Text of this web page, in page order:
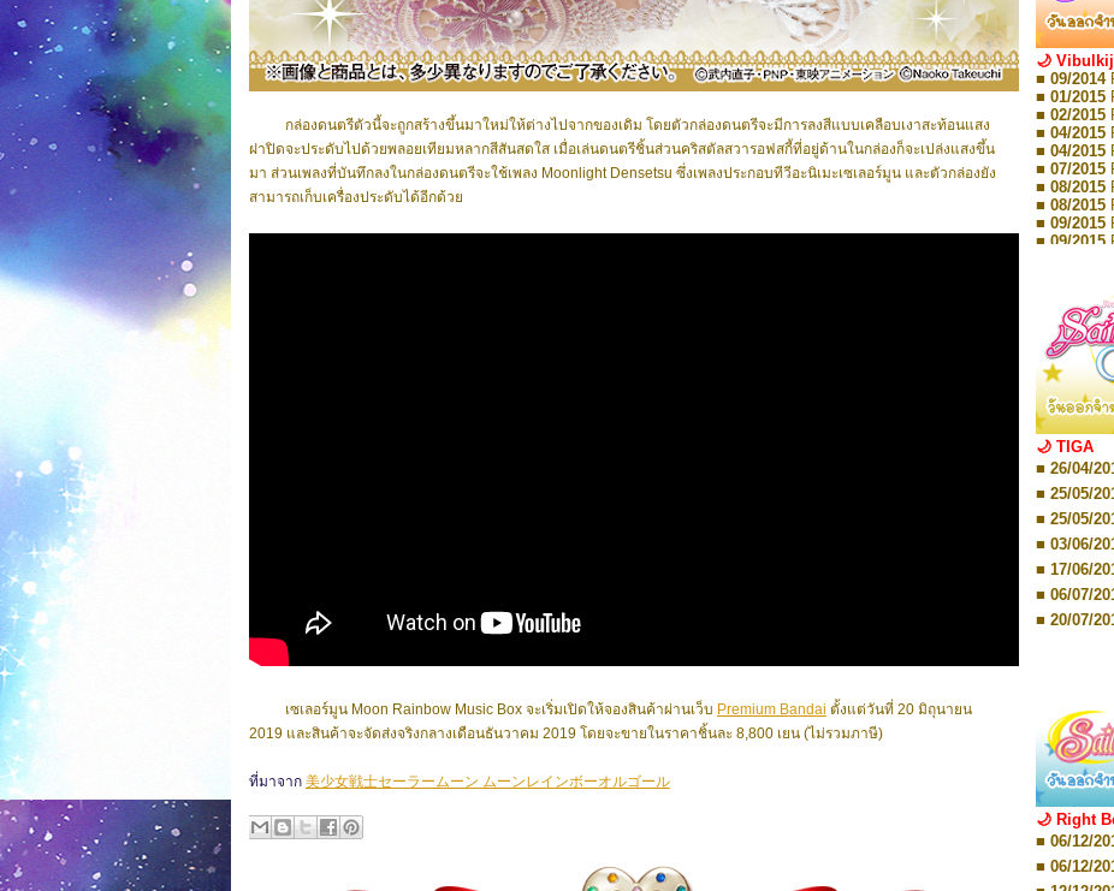
กล่องดนตรีตัวนี้จะถูกสร้างขึ้นมาใหม่ให้ต่างไปจากของเดิม โดยตัวกล่องดนตรีจะมีการลงสีแบบเคลือบเงาสะท้อนแสง
ฝาปิดจะประดับไปด้วยพลอยเทียมหลากสีสันสดใส เมื่อเล่นดนตรีชิ้นส่วนคริสตัลสวารอฟสกี้ที่อยู่ด้านในกล่องก็จะเปล่งแสงขึ้น
มา ส่วนเพลงที่บันทึกลงในกล่องดนตรีจะใช้เพลง Moonlight Densetsu ซึ่งเพลงประกอบทีวีอะนิเมะเซเลอร์มูน และตัวกล่องยัง
สามารถเก็บเครื่องประดับได้อีกด้วย
เซเลอร์มูน Moon Rainbow Music Box จะเริ่มเปิดให้จองสินค้าผ่านเว็บ Premium Bandai ตั้งแต่วันที่ 20 มิถุนายน
2019 และสินค้าจะจัดส่งจริงกลางเดือนธันวาคม 2019 โดยจะขายในราคาชิ้นละ 8,800 เยน (ไม่รวมภาษี)
ที่มาจาก 美少女戦士セーラームーン ムーンレインボーオルゴール
🌙 Vibulkij
■ 09/2014
■ 01/2015
■ 02/2015
■ 04/2015
■ 04/2015
■ 07/2015
■ 08/2015
■ 08/2015
■ 09/2015
■ 09/2015
Stories 1
■ 09/2018
Stories 2
■ 01/2022
Edition 1
■ 01/2022
Edition 2
■ 03/2022
Edition 3
■ 03/2022
Edition 4
■ 07/2022
Edition 5
■ 07/2022
Edition 6
Edition 7
■ 01/2023
Edition 10
■ TBA
■ TBA
🌙 TIGA
■ 26/04/
■ 25/05/
■ 25/05/
■ 03/06/
■ 17/06/
■ 06/07/
■ 20/07/
■ 10/08/
■ 10/08/
■ 17/08/
■ 26/05/
■ 08/07/
■ 19/08/
■ 08/09/
🌙 Right
■ 06/12/
■ 06/12/